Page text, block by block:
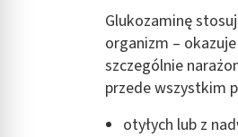
Glukozaminę
organizm –
szczególnie
przede wszystkim
otyłych lub z
Cele przetwarzania inne niż IAB:
Wydajność (Performance)
Reklama / śledzenie